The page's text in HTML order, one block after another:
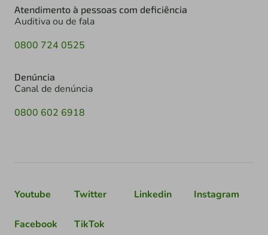
Atendimento à pessoas com deficiência
Auditiva ou de fala
0800 724 0525
Denúncia
Canal de denúncia
0800 602 6918
Youtube Twitter Linkedin Instagram
Facebook TikTok